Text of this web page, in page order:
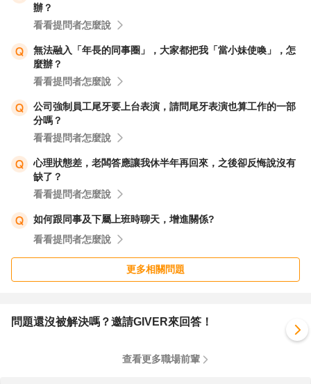
辦？
看看提問者怎麼說
無法融入「年長的同事圈」，大家都把我「當小妹使喚」，怎
麼辦？
看看提問者怎麼說
公司強制員工尾牙要上台表演，請問尾牙表演也算工作的一部
分嗎？
看看提問者怎麼說
心理狀態差，老闆答應讓我休半年再回來，之後卻反悔說沒有
缺了？
看看提問者怎麼說
如何跟同事及下屬上班時聊天，增進關係?
看看提問者怎麼說
更多相關問題
問題還沒被解決嗎？邀請GIVER來回答！
查看更多職場前輩